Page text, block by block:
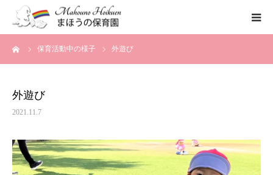
保育活動中の様子 外遊び
外遊び
2021.11.7
まほうの保育園の想い
一時保育について